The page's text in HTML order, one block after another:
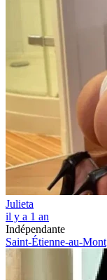
Julieta
il y a 1 an
Indépendante
Saint-Étienne-au-Mont